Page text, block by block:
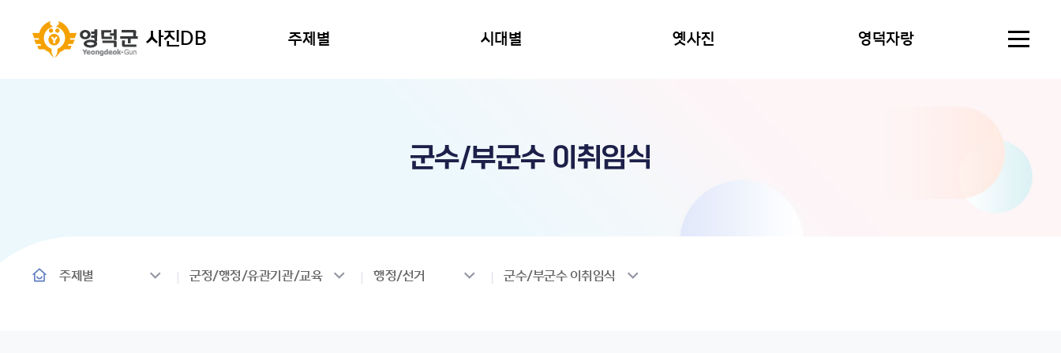
사진DB 주제별 시대별 옛사진 영덕자랑
군수/부군수 이취임식
주제별 군정/행정/유관기관/교육 행정/선거 군수/부군수 이취임식